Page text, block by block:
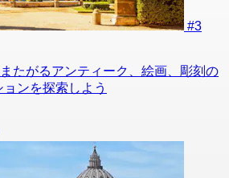
#3
たがるアンティーク、絵画、彫刻の
ンを探索しよう